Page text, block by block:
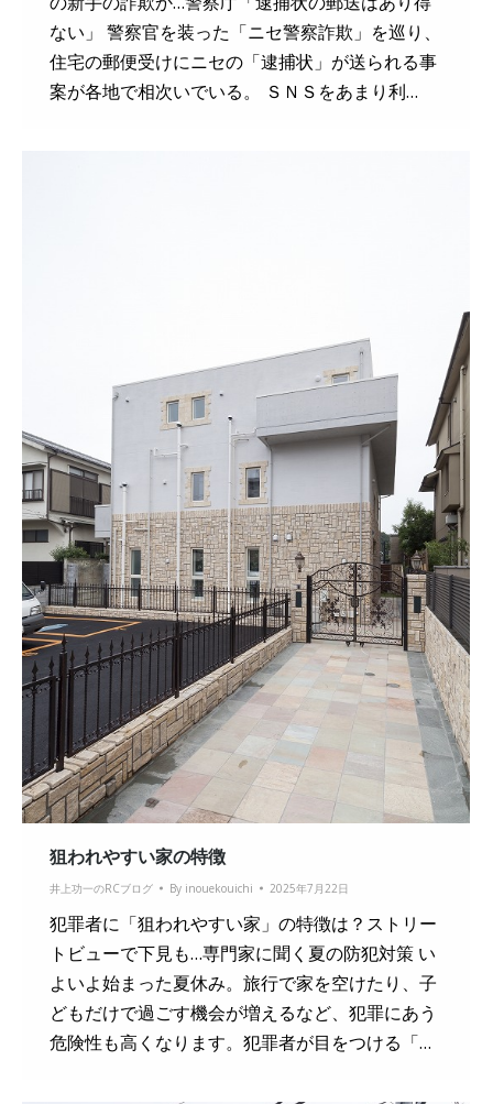
ない」 警察官を装った「ニセ警察詐欺」を巡り、
住宅の郵便受けにニセの「逮捕状」が送られる事
案が各地で相次いでいる。 ＳＮＳをあまり利…
狙われやすい家の特徴
井上功一のRCブログ By inouekouichi 2025年7月22日
犯罪者に「狙われやすい家」の特徴は？ストリー
トビューで下見も…専門家に聞く夏の防犯対策 い
よいよ始まった夏休み。旅行で家を空けたり、子
どもだけで過ごす機会が増えるなど、犯罪にあう
危険性も高くなります。犯罪者が目をつける「…